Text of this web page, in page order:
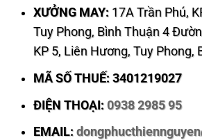
XƯỞNG MAY: 17A Trần Phú,
Tuy Phong, Bình Thuận 4
KP 5, Liên Hương, Tuy Phong,
MÃ SỐ THUẾ: 3401219027
ĐIỆN THOẠI: 0938 2985 95
EMAIL: